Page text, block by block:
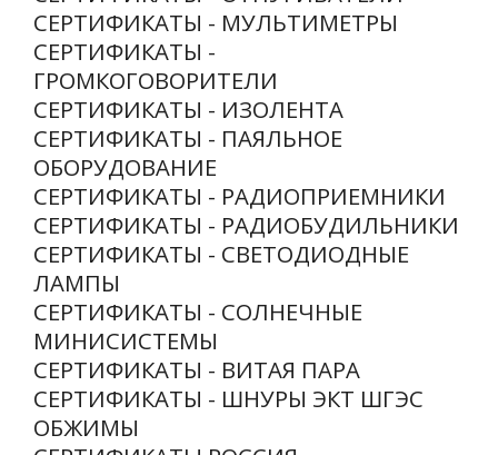
СЕРТИФИКАТЫ - МУЛЬТИМЕТРЫ
СЕРТИФИКАТЫ -
ГРОМКОГОВОРИТЕЛИ
СЕРТИФИКАТЫ - ИЗОЛЕНТА
СЕРТИФИКАТЫ - ПАЯЛЬНОЕ
ОБОРУДОВАНИЕ
СЕРТИФИКАТЫ - РАДИОПРИЕМНИКИ
СЕРТИФИКАТЫ - РАДИОБУДИЛЬНИКИ
СЕРТИФИКАТЫ - СВЕТОДИОДНЫЕ
ЛАМПЫ
СЕРТИФИКАТЫ - СОЛНЕЧНЫЕ
МИНИСИСТЕМЫ
СЕРТИФИКАТЫ - ВИТАЯ ПАРА
СЕРТИФИКАТЫ - ШНУРЫ ЭКТ ШГЭС
ОБЖИМЫ